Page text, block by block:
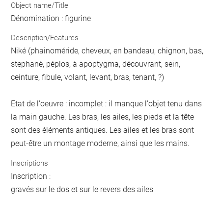
Object name/Title
Dénomination : figurine
Description/Features
Niké (phainoméride, cheveux, en bandeau, chignon, bas,
stephanè, péplos, à apoptygma, découvrant, sein,
ceinture, fibule, volant, levant, bras, tenant, ?)
Etat de l'oeuvre : incomplet : il manque l'objet tenu dans
la main gauche. Les bras, les ailes, les pieds et la tête
sont des éléments antiques. Les ailes et les bras sont
peut-être un montage moderne, ainsi que les mains.
Inscriptions
Inscription :
gravés sur le dos et sur le revers des ailes